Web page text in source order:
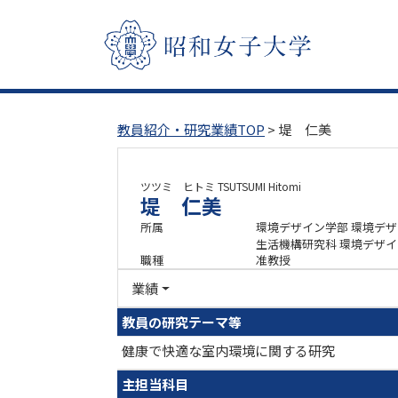
教員紹介・研究業績TOP > 堤 仁美
ツツミ ヒトミ TSUTSUMI Hitomi
堤 仁美
所属
環境デザイン学部 環境デ
生活機構研究科 環境デザ
職種
准教授
業績
教員の研究テーマ等
健康で快適な室内環境に関する研究
主担当科目